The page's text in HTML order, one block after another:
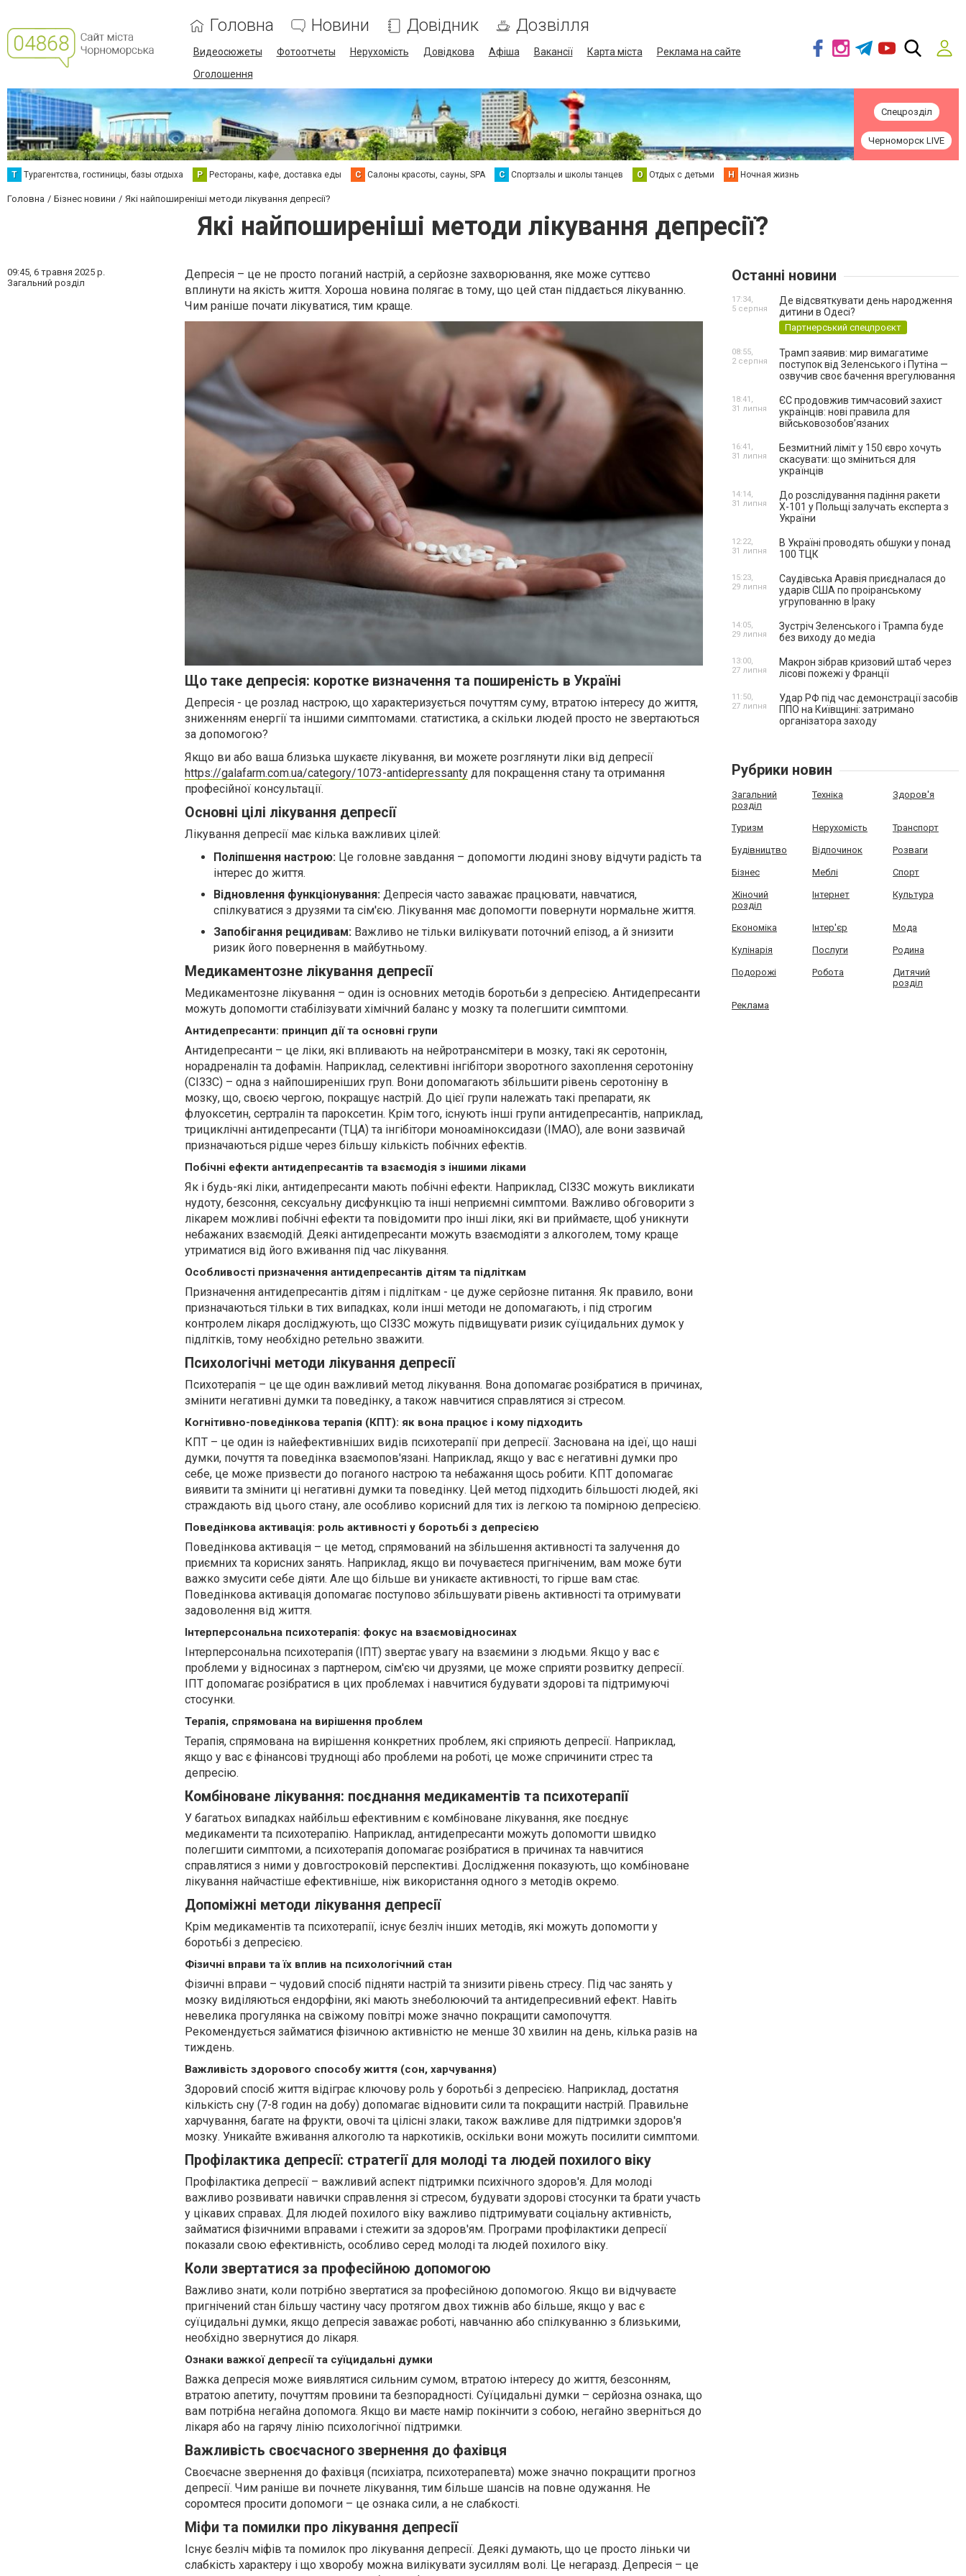
Головна Новини Довідник Дозвілля
Видеосюжеты Фотоотчеты Нерухомість Довідкова Афіша Вакансії Карта міста
Реклама на сайте
Оголошення
Спецрозділ
Черноморск LIVE
Т Турагентства, гостиницы, базы отдыха Р Рестораны, кафе, доставка еды С Салоны красоты, сауны, SPA С Спортзалы и школы танцев О Отдых с детьми Н Ночная жизнь
Головна Бізнес новини Які найпоширеніші методи лікування депресії?
Які найпоширеніші методи лікування депресії?
09:45, 6 травня 2025 р.
Загальний розділ
Депресія – це не просто поганий настрій, а серйозне захворювання, яке може суттєво
вплинути на якість життя. Хороша новина полягає в тому, що цей стан піддається лікуванню.
Чим раніше почати лікуватися, тим краще.
Що таке депресія: коротке визначення та поширеність в Україні
Депресія - це розлад настрою, що характеризується почуттям суму, втратою інтересу до життя,
зниженням енергії та іншими симптомами. статистика, а скільки людей просто не звертаються
за допомогою?
Якщо ви або ваша близька шукаєте лікування, ви можете розглянути ліки від депресії
https://galafarm.com.ua/category/1073-antidepressanty для покращення стану та отримання
професійної консультації.
Основні цілі лікування депресії
Лікування депресії має кілька важливих цілей:
Поліпшення настрою: Це головне завдання – допомогти людині знову відчути радість та
інтерес до життя.
Відновлення функціонування: Депресія часто заважає працювати, навчатися,
спілкуватися з друзями та сім'єю. Лікування має допомогти повернути нормальне життя.
Запобігання рецидивам: Важливо не тільки вилікувати поточний епізод, а й знизити
ризик його повернення в майбутньому.
Медикаментозне лікування депресії
Медикаментозне лікування – один із основних методів боротьби з депресією. Антидепресанти
можуть допомогти стабілізувати хімічний баланс у мозку та полегшити симптоми.
Антидепресанти: принцип дії та основні групи
Антидепресанти – це ліки, які впливають на нейротрансмітери в мозку, такі як серотонін,
норадреналін та дофамін. Наприклад, селективні інгібітори зворотного захоплення серотоніну
(СІЗЗС) – одна з найпоширеніших груп. Вони допомагають збільшити рівень серотоніну в
мозку, що, своєю чергою, покращує настрій. До цієї групи належать такі препарати, як
флуоксетин, сертралін та пароксетин. Крім того, існують інші групи антидепресантів, наприклад,
трициклічні антидепресанти (ТЦА) та інгібітори моноаміноксидази (ІМАО), але вони зазвичай
призначаються рідше через більшу кількість побічних ефектів.
Побічні ефекти антидепресантів та взаємодія з іншими ліками
Як і будь-які ліки, антидепресанти мають побічні ефекти. Наприклад, СІЗЗС можуть викликати
нудоту, безсоння, сексуальну дисфункцію та інші неприємні симптоми. Важливо обговорити з
лікарем можливі побічні ефекти та повідомити про інші ліки, які ви приймаєте, щоб уникнути
небажаних взаємодій. Деякі антидепресанти можуть взаємодіяти з алкоголем, тому краще
утриматися від його вживання під час лікування.
Особливості призначення антидепресантів дітям та підліткам
Призначення антидепресантів дітям і підліткам - це дуже серйозне питання. Як правило, вони
призначаються тільки в тих випадках, коли інші методи не допомагають, і під строгим
контролем лікаря досліджують, що СІЗЗС можуть підвищувати ризик суїцидальних думок у
підлітків, тому необхідно ретельно зважити.
Психологічні методи лікування депресії
Психотерапія – це ще один важливий метод лікування. Вона допомагає розібратися в причинах,
змінити негативні думки та поведінку, а також навчитися справлятися зі стресом.
Когнітивно-поведінкова терапія (КПТ): як вона працює і кому підходить
КПТ – це один із найефективніших видів психотерапії при депресії. Заснована на ідеї, що наші
думки, почуття та поведінка взаємопов'язані. Наприклад, якщо у вас є негативні думки про
себе, це може призвести до поганого настрою та небажання щось робити. КПТ допомагає
виявити та змінити ці негативні думки та поведінку. Цей метод підходить більшості людей, які
страждають від цього стану, але особливо корисний для тих із легкою та помірною депресією.
Поведінкова активація: роль активності у боротьбі з депресією
Поведінкова активація – це метод, спрямований на збільшення активності та залучення до
приємних та корисних занять. Наприклад, якщо ви почуваєтеся пригніченим, вам може бути
важко змусити себе діяти. Але що більше ви уникаєте активності, то гірше вам стає.
Поведінкова активація допомагає поступово збільшувати рівень активності та отримувати
задоволення від життя.
Інтерперсональна психотерапія: фокус на взаємовідносинах
Інтерперсональна психотерапія (ІПТ) звертає увагу на взаємини з людьми. Якщо у вас є
проблеми у відносинах з партнером, сім'єю чи друзями, це може сприяти розвитку депресії.
ІПТ допомагає розібратися в цих проблемах і навчитися будувати здорові та підтримуючі
стосунки.
Терапія, спрямована на вирішення проблем
Терапія, спрямована на вирішення конкретних проблем, які сприяють депресії. Наприклад,
якщо у вас є фінансові труднощі або проблеми на роботі, це може спричинити стрес та
депресію.
Комбіноване лікування: поєднання медикаментів та психотерапії
У багатьох випадках найбільш ефективним є комбіноване лікування, яке поєднує
медикаменти та психотерапію. Наприклад, антидепресанти можуть допомогти швидко
полегшити симптоми, а психотерапія допомагає розібратися в причинах та навчитися
справлятися з ними у довгостроковій перспективі. Дослідження показують, що комбіноване
лікування найчастіше ефективніше, ніж використання одного з методів окремо.
Допоміжні методи лікування депресії
Крім медикаментів та психотерапії, існує безліч інших методів, які можуть допомогти у
боротьбі з депресією.
Фізичні вправи та їх вплив на психологічний стан
Фізичні вправи – чудовий спосіб підняти настрій та знизити рівень стресу. Під час занять у
мозку виділяються ендорфіни, які мають знеболюючий та антидепресивний ефект. Навіть
невелика прогулянка на свіжому повітрі може значно покращити самопочуття.
Рекомендується займатися фізичною активністю не менше 30 хвилин на день, кілька разів на
тиждень.
Важливість здорового способу життя (сон, харчування)
Здоровий спосіб життя відіграє ключову роль у боротьбі з депресією. Наприклад, достатня
кількість сну (7-8 годин на добу) допомагає відновити сили та покращити настрій. Правильне
харчування, багате на фрукти, овочі та цілісні злаки, також важливе для підтримки здоров'я
мозку. Уникайте вживання алкоголю та наркотиків, оскільки вони можуть посилити симптоми.
Профілактика депресії: стратегії для молоді та людей похилого віку
Профілактика депресії – важливий аспект підтримки психічного здоров'я. Для молоді
важливо розвивати навички справлення зі стресом, будувати здорові стосунки та брати участь
у цікавих справах. Для людей похилого віку важливо підтримувати соціальну активність,
займатися фізичними вправами і стежити за здоров'ям. Програми профілактики депресії
показали свою ефективність, особливо серед молоді та людей похилого віку.
Коли звертатися за професійною допомогою
Важливо знати, коли потрібно звертатися за професійною допомогою. Якщо ви відчуваєте
пригнічений стан більшу частину часу протягом двох тижнів або більше, якщо у вас є
суїцидальні думки, якщо депресія заважає роботі, навчанню або спілкуванню з близькими,
необхідно звернутися до лікаря.
Ознаки важкої депресії та суїцидальні думки
Важка депресія може виявлятися сильним сумом, втратою інтересу до життя, безсонням,
втратою апетиту, почуттям провини та безпорадності. Суїцидальні думки – серйозна ознака, що
вам потрібна негайна допомога. Якщо ви маєте намір покінчити з собою, негайно зверніться до
лікаря або на гарячу лінію психологічної підтримки.
Важливість своєчасного звернення до фахівця
Своєчасне звернення до фахівця (психіатра, психотерапевта) може значно покращити прогноз
депресії. Чим раніше ви почнете лікування, тим більше шансів на повне одужання. Не
соромтеся просити допомоги – це ознака сили, а не слабкості.
Міфи та помилки про лікування депресії
Існує безліч міфів та помилок про лікування депресії. Деякі думають, що це просто ліньки чи
слабкість характеру і що хворобу можна вилікувати зусиллям волі. Це негаразд. Депресія – це
Останні новини
Де відсвяткувати день народження
дитини в Одесі?
Партнерський спецпроєкт
17:34,
5 серпня
Трамп заявив: мир вимагатиме
поступок від Зеленського і Путіна —
озвучив своє бачення врегулювання
08:55,
2 серпня
ЄС продовжив тимчасовий захист
українців: нові правила для
військовозобов’язаних
18:41,
31 липня
Безмитний ліміт у 150 євро хочуть
скасувати: що зміниться для
українців
16:41,
31 липня
До розслідування падіння ракети
Х-101 у Польщі залучать експерта з
України
14:14,
31 липня
В Україні проводять обшуки у понад
100 ТЦК
12:22,
31 липня
Саудівська Аравія приєдналася до
ударів США по проіранському
угрупованню в Іраку
15:23,
29 липня
Зустріч Зеленського і Трампа буде
без виходу до медіа
14:05,
29 липня
Макрон зібрав кризовий штаб через
лісові пожежі у Франції
13:00,
27 липня
Удар РФ під час демонстрації засобів
ППО на Київщині: затримано
організатора заходу
11:50,
27 липня
Рубрики новин
Загальний
розділ
Техніка Здоров'я
Туризм Нерухомість Транспорт
Будівництво Відпочинок Розваги
Бізнес Меблі Спорт
Жіночий
розділ
Інтернет Культура
Економіка Інтер'єр Мода
Кулінарія Послуги Родина
Подорожі Робота
Дитячий
розділ
Реклама